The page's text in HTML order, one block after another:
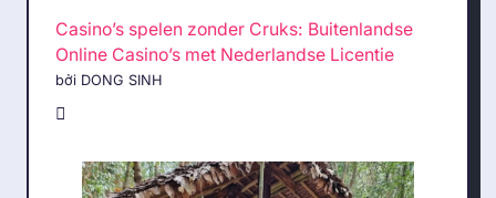
Casino’s spelen zonder Cruks: Buitenlandse
Online Casino’s met Nederlandse Licentie
bởi DONG SINH